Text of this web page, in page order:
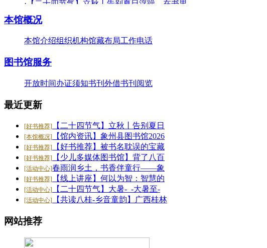
·【少儿多媒体图书馆】边画边学！超有趣的少..
·【暑期公益培训班】象州县图书馆2026年暑期..
·【好书推荐】大暑天容易犯困？这些“烧脑”..
·【共读八桂-乡音童韵】广西桂林图书馆“共读..
26-07-20
·【二十四节气】大暑-_-大暑至-夏更浓
26-07-20
本馆概况
本馆介绍组织机构馆藏布局工作电话
图书馆服务
开放时间办证须知书刊外借书刊阅览
最近更新
[好书推荐] 【二十四节气】立秋丨告别夏日
[本馆概况] 【馆内资讯】象州县图书馆2026
[好书推荐] 【好书推荐】被书名耽误的宝藏
[好书推荐] 【少儿多媒体图书馆】背了八百
[活动中心]春雨润乡土，书香伴童行——象
[好书推荐] 【线上讲座】何以为智：智慧的
[活动中心] 【二十四节气】大暑-_-大暑至-
[活动中心] 【共读八桂-乡音童韵】广西桂林
网站推荐